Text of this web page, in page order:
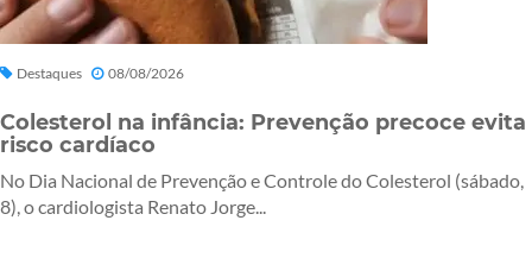
Destaques 08/08/2026
Colesterol na infância: Prevenção precoce evita
risco cardíaco
No Dia Nacional de Prevenção e Controle do Colesterol (sábado,
8), o cardiologista Renato Jorge...